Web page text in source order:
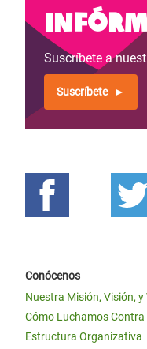
Suscríbete a
Suscríbete
Conócenos
Nuestra Misión, Visión, y
Cómo Luchamos Contra
Estructura Organizativa